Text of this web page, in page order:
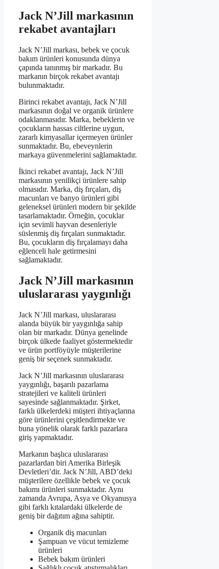
Jack N’Jill markasının
rekabet avantajları
Jack N’Jill markası, bebek ve çocuk
bakım ürünleri konusunda dünya
çapında tanınmış bir markadır. Bu
markanın birçok rekabet avantajı
bulunmaktadır.
Birinci rekabet avantajı, Jack N’Jill
markasının doğal ve organik ürünlere
odaklanmasıdır. Marka, bebeklerin ve
çocukların hassas ciltlerine uygun,
zararlı kimyasallar içermeyen ürünler
sunmaktadır. Bu, ebeveynlerin
markaya güvenmelerini sağlamaktadır.
İkinci rekabet avantajı, Jack N’Jill
markasının yenilikçi ürünlere sahip
olmasıdır. Marka, diş fırçaları, diş
macunları ve banyo ürünleri gibi
geleneksel ürünleri modern bir şekilde
tasarlamaktadır. Örneğin, çocuklar
için sevimli hayvan desenleriyle
süslenmiş diş fırçaları sunmaktadır.
Bu, çocukların diş fırçalamayı daha
eğlenceli hale getirmesini
sağlamaktadır.
Jack N’Jill markasının
uluslararası yaygınlığı
Jack N’Jill markası, uluslararası
alanda büyük bir yaygınlığa sahip
olan bir markadır. Dünya genelinde
birçok ülkede faaliyet göstermektedir
ve ürün portföyüyle müşterilerine
geniş bir seçenek sunmaktadır.
Jack N’Jill markasının uluslararası
yaygınlığı, başarılı pazarlama
stratejileri ve kaliteli ürünleri
sayesinde sağlanmaktadır. Şirket,
farklı ülkelerdeki müşteri ihtiyaçlarına
göre ürünlerini çeşitlendirmekte ve
buna yönelik olarak farklı pazarlara
giriş yapmaktadır.
Markanın başlıca uluslararası
pazarlardan biri Amerika Birleşik
Devletleri’dir. Jack N’Jill, ABD’deki
müşterilere özellikle bebek ve çocuk
bakımı ürünleri sunmaktadır. Aynı
zamanda Avrupa, Asya ve Okyanusya
gibi farklı kıtalardaki ülkelerde de
geniş bir dağıtım ağına sahiptir.
Organik diş macunları
Şampuan ve vücut temizleme
ürünleri
Bebek bakım ürünleri